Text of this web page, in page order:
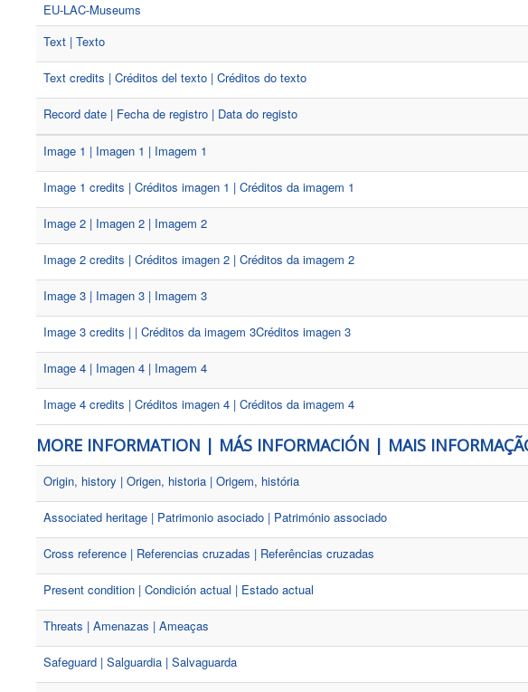
EU-LAC-Museums
Text | Texto
Text credits | Créditos del texto | Créditos do texto
Record date | Fecha de registro | Data do registo
Image 1 | Imagen 1 | Imagem 1
Image 1 credits | Créditos imagen 1 | Créditos da imagem 1
Image 2 | Imagen 2 | Imagem 2
Image 2 credits | Créditos imagen 2 | Créditos da imagem 2
Image 3 | Imagen 3 | Imagem 3
Image 3 credits | | Créditos da imagem 3Créditos imagen 3
Image 4 | Imagen 4 | Imagem 4
Image 4 credits | Créditos imagen 4 | Créditos da imagem 4
MORE INFORMATION | MÁS INFORMACIÓN | MAIS
Origin, history | Origen, historia | Origem, história
Associated heritage | Patrimonio asociado | Património associado
Cross reference | Referencias cruzadas | Referências cruzadas
Present condition | Condición actual | Estado actual
Threats | Amenazas | Ameaças
Safeguard | Salguardia | Salvaguarda